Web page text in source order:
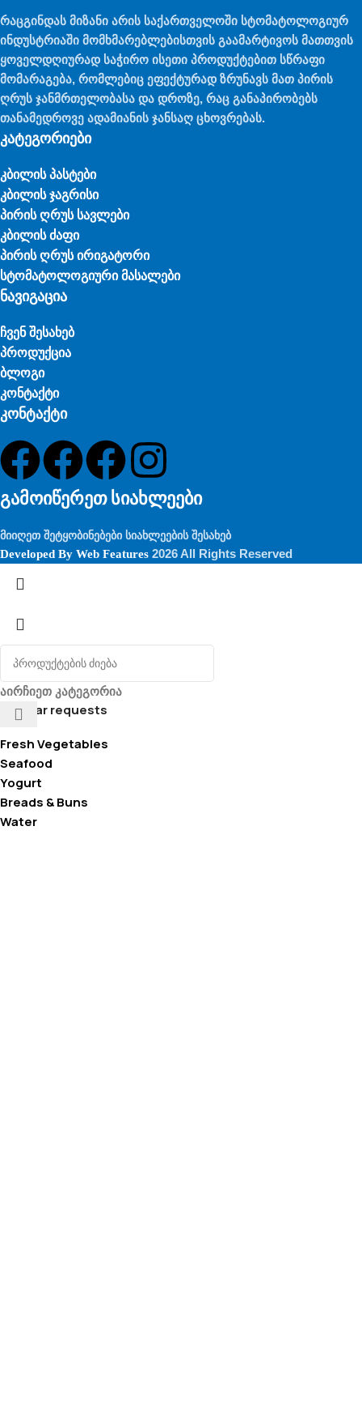
რაცგინდას მიზანი არის საქართველოში სტომატოლოგიურ
ინდუსტრიაში მომხმარებლებისთვის გაამარტივოს მათთვის
ყოველდღიურად საჭირო ისეთი პროდუქტებით სწრაფი
მომარაგება, რომლებიც ეფექტურად ზრუნავს მათ პირის
ღრუს ჯანმრთელობასა და დროზე, რაც განაპირობებს
თანამედროვე ადამიანის ჯანსაღ ცხოვრებას.
კატეგორიები
კბილის პასტები
კბილის ჯაგრისი
პირის ღრუს სავლები
კბილის ძაფი
პირის ღრუს ირიგატორი
სტომატოლოგიური მასალები
ნავიგაცია
ჩვენ შესახებ
პროდუქცია
ბლოგი
კონტაქტი
კონტაქტი
გამოიწერეთ სიახლეები
მიიღეთ შეტყობინებები სიახლეების შესახებ
Developed By Web Features 2026 All Rights Reserved
აირჩიეთ კატეგორია
Popular requests
Fresh Vegetables
Seafood
Yogurt
Breads & Buns
Water